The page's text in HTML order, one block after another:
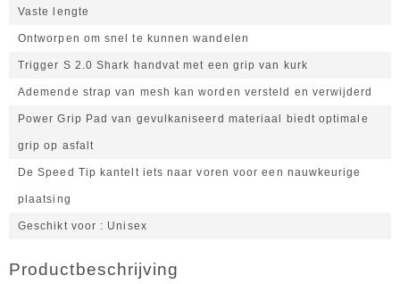
Vaste lengte
Ontworpen om snel te kunnen wandelen
Trigger S 2.0 Shark handvat met een grip van kurk
Ademende strap van mesh kan worden versteld en verwijderd
Power Grip Pad van gevulkaniseerd materiaal biedt optimale
grip op asfalt
De Speed Tip kantelt iets naar voren voor een nauwkeurige
plaatsing
Geschikt voor Unisex
Productbeschrijving